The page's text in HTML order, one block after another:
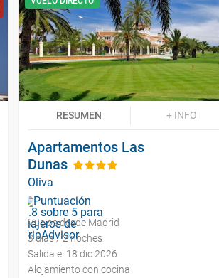
RESUMEN + INFO
Apartamentos Las
Dunas
Oliva
Vuelos desde Madrid
3 días / 2 noches
Salida el 18 dic 2026
Alojamiento con cocina